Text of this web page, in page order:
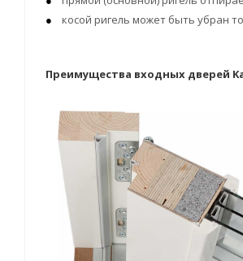
косой ригель может быть убран
Преимущества входных дверей